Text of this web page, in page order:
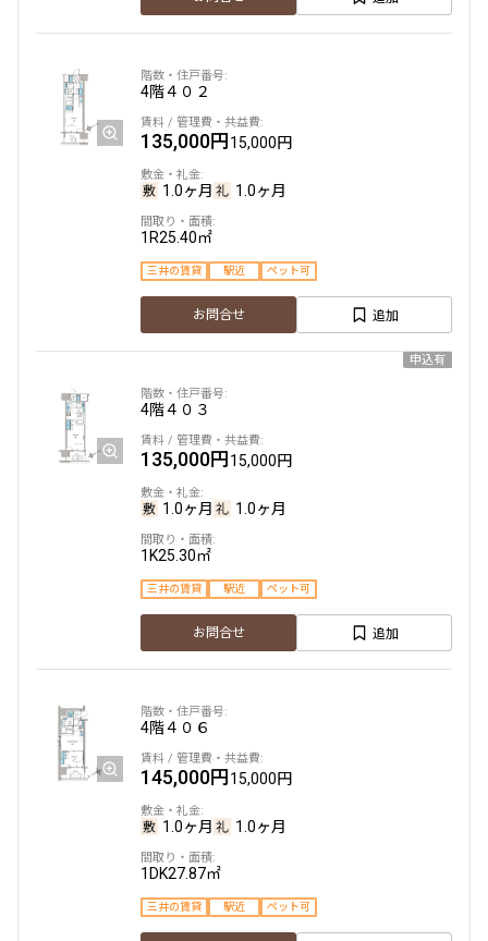
4階４０２
135,000円15,000円
1.0ヶ月 1.0ヶ月
1R25.40㎡
三井の賃貸 駅近 ペット可
お問合せ 追加
申込有
4階４０３
135,000円15,000円
1.0ヶ月 1.0ヶ月
1K25.30㎡
三井の賃貸 駅近 ペット可
お問合せ 追加
4階４０６
145,000円15,000円
1.0ヶ月 1.0ヶ月
1DK27.87㎡
三井の賃貸 駅近 ペット可